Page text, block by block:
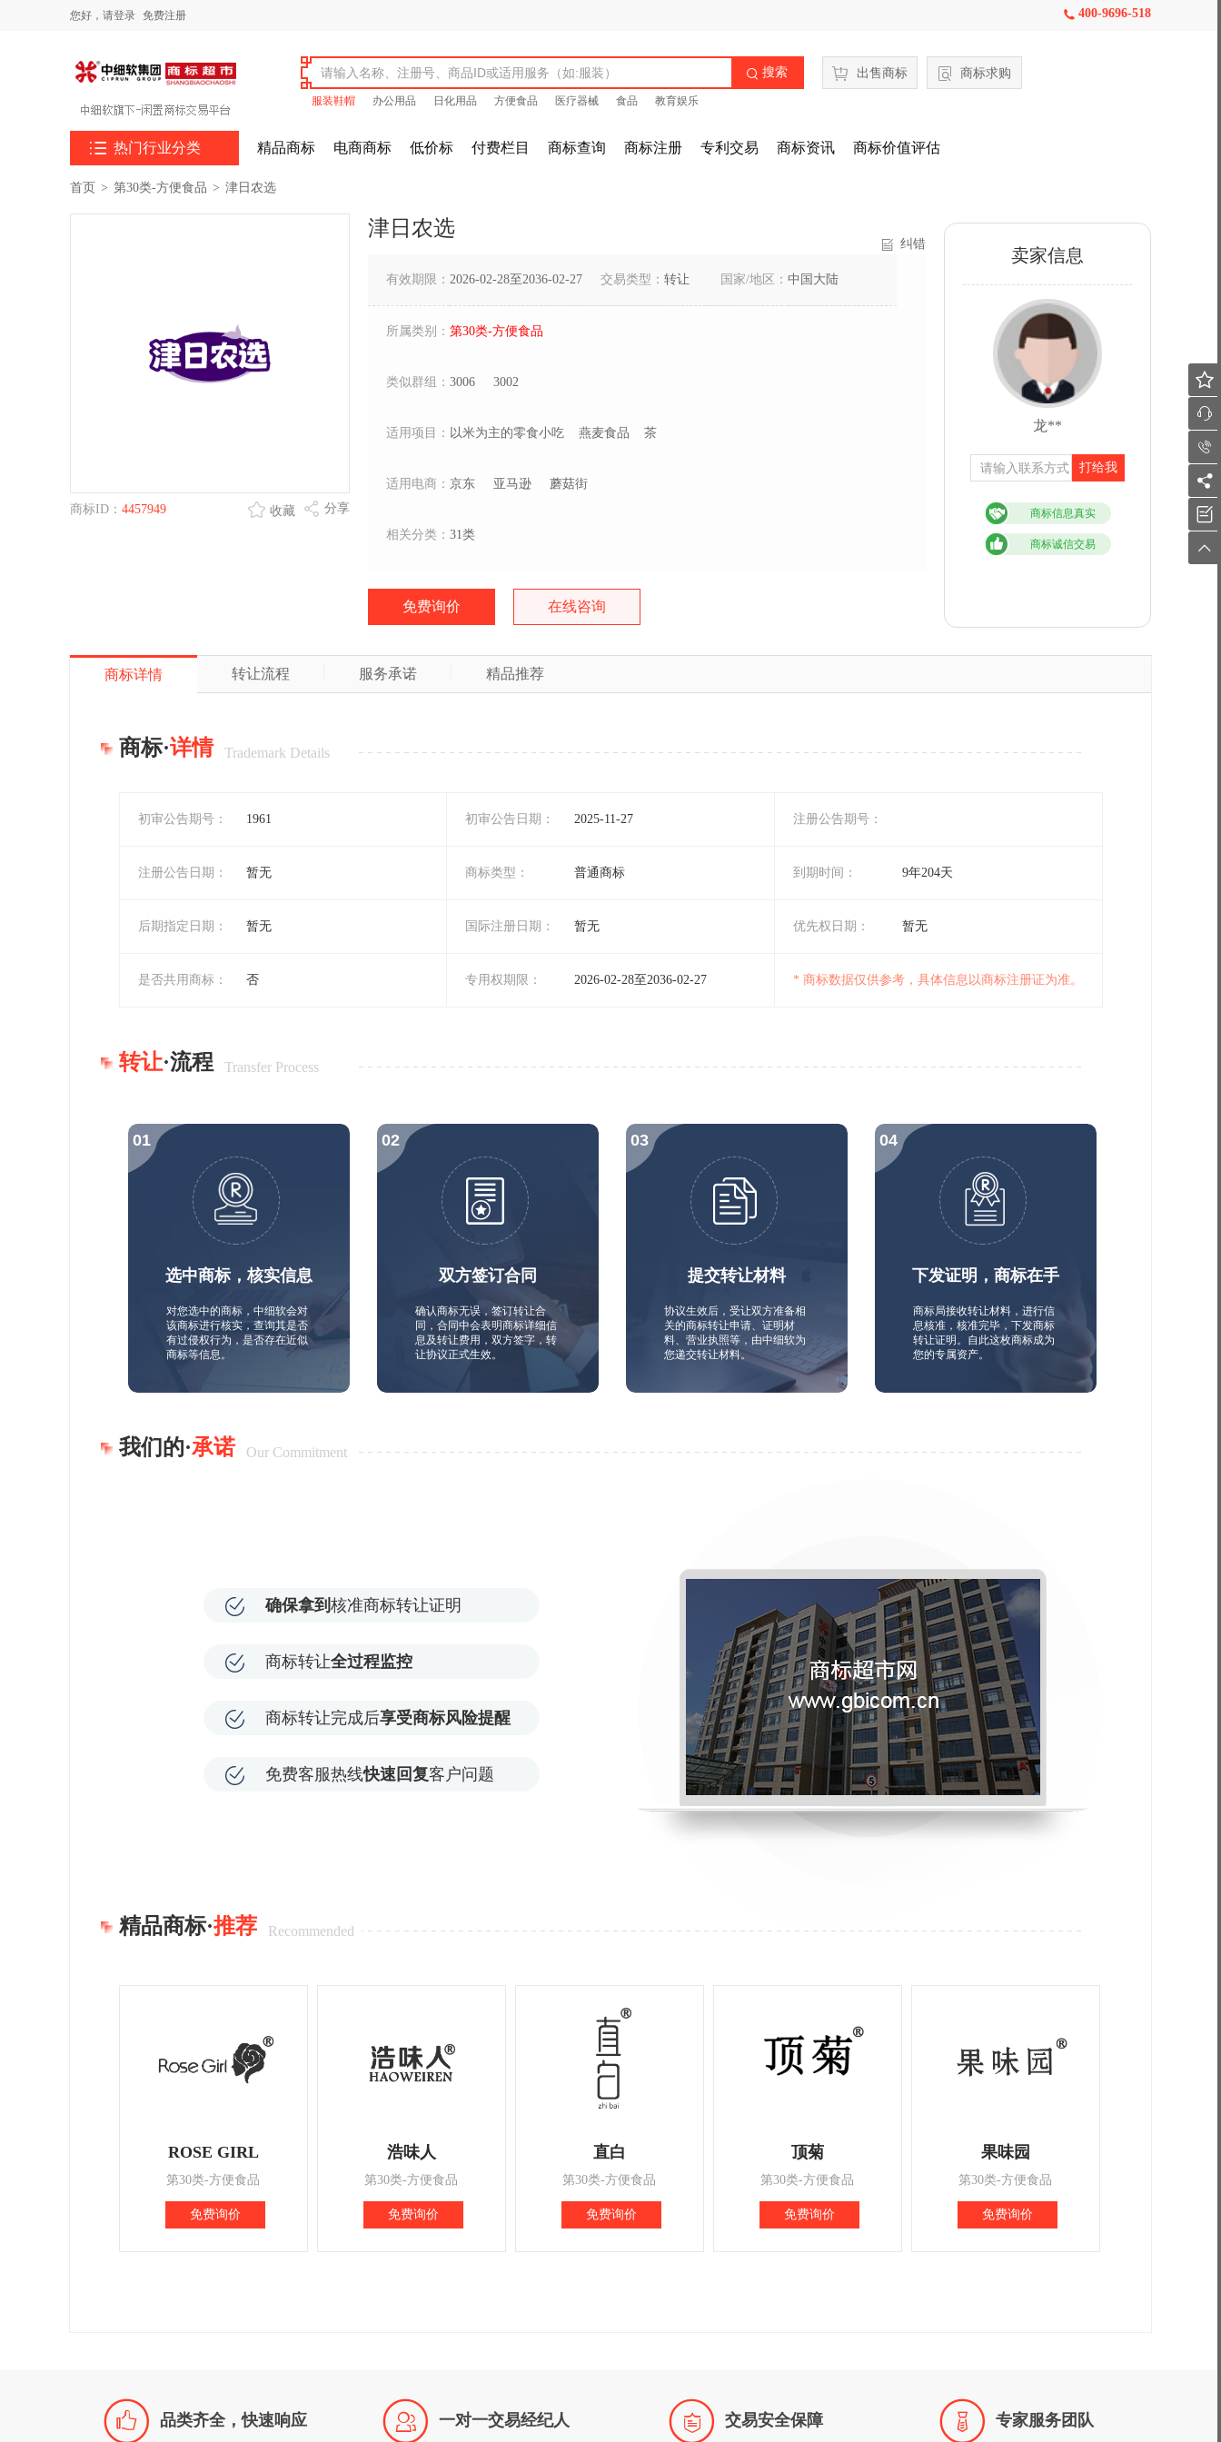
您好， 请登录 免费注册  400-9696-518
 搜索
服装鞋帽 办公用品 日化用品 方便食品 医疗器械 食品 教育娱乐
出售商标 商标求购
 热门行业分类 精品商标 电商商标 低价标 付费栏目 商标查询 商标注册 专利交易 商标资讯 商标价值评估
首页 > 第30类-方便食品 > 津日农选
商标ID： 4457949 分享
收藏
津日农选
纠错
有效期限： 2026-02-28至2036-02-27 交易类型： 转让 国家/地区： 中国大陆
所属类别： 第30类-方便食品
类似群组： 3006 3002
适用项目： 以米为主的零食小吃 燕麦食品 茶
适用电商： 京东 亚马逊 蘑菇街
相关分类： 31类
免费询价 在线咨询
卖家信息
龙**
打给我
商标信息真实
商标诚信交易
商标详情 转让流程 服务承诺 精品推荐
商标·详情 Trademark Details
初审公告期号： 1961 初审公告日期： 2025-11-27 注册公告期号：
注册公告日期： 暂无 商标类型： 普通商标 到期时间： 9年204天
后期指定日期： 暂无 国际注册日期： 暂无 优先权日期： 暂无
是否共用商标： 否 专用权期限： 2026-02-28至2036-02-27 * 商标数据仅供参考，具体信息以商标注册证为准。
转让·流程 Transfer Process
选中商标，核实信息
对您选中的商标，中细软会对
该商标进行核实，查询其是否
有过侵权行为，是否存在近似
商标等信息。
双方签订合同
确认商标无误，签订转让合
同，合同中会表明商标详细信
息及转让费用，双方签字，转
让协议正式生效。
提交转让材料
协议生效后，受让双方准备相
关的商标转让申请、证明材
料、营业执照等，由中细软为
您递交转让材料。
下发证明，商标在手
商标局接收转让材料，进行信
息核准，核准完毕，下发商标
转让证明。自此这枚商标成为
您的专属资产。
我们的·承诺 Our Commitment
确保拿到 核准商标转让证明
商标转让全过程监控
商标转让完成后享受商标风险提醒
免费客服热线快速回复客户问题
精品商标·推荐 Recommended
ROSE GIRL
第30类-方便食品
免费询价
浩味人
第30类-方便食品
免费询价
直白
第30类-方便食品
免费询价
顶菊
第30类-方便食品
免费询价
果味园
第30类-方便食品
免费询价
 品类齐全，快速响应  一对一交易经纪人  交易安全保障  专家服务团队





